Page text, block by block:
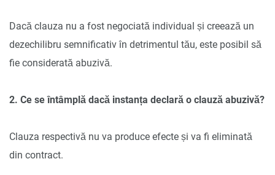
Dacă clauza nu a fost negociată individual și creează un
dezechilibru semnificativ în detrimentul tău, este posibil să
fie considerată abuzivă.
2. Ce se întâmplă dacă instanța declară o clauză abuzivă?
Clauza respectivă nu va produce efecte și va fi eliminată
din contract.